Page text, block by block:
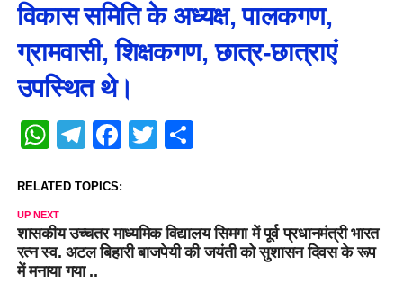
विकास समिति के अध्यक्ष, पालकगण,
ग्रामवासी, शिक्षकगण, छात्र-छात्राएं
उपस्थित थे।
WhatsApp
Telegram
Facebook
Twitter
Share
RELATED TOPICS:
UP NEXT
शासकीय उच्चतर माध्यमिक विद्यालय सिमगा में पूर्व प्रधानमंत्री भारत
रत्न स्व. अटल बिहारी बाजपेयी की जयंती को सुशासन दिवस के रूप
में मनाया गया ..